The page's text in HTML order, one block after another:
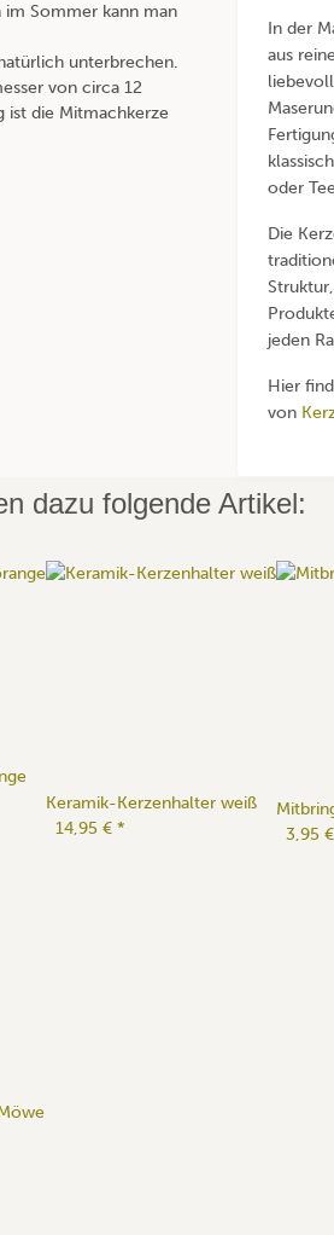
Sommer kann man
unterbrechen.
von circa 12
ist die Mitmachkerze
In der
aus
oder
Die
jeden
Hier
von
dazu folgende Artikel:
Keramik-Kerzenhalter weiß
14,95 € *
3,95 €